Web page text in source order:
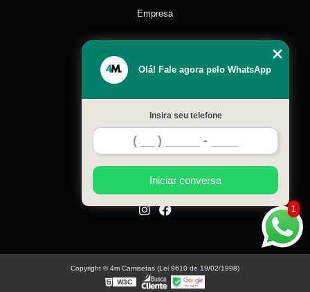
Empresa
Contato
Mapa do site
1
Olá! Fale agora pelo WhatsApp
Insira seu telefone
Iniciar conversa
Copyright © 4m Camisetas (Lei 9610 de 19/02/1998)
W3C